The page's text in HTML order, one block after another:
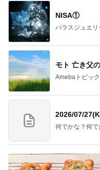
NISA①
パラスジュエリ
モト 亡き父
Amebaトピッ
2026/07/
何でかな？何で